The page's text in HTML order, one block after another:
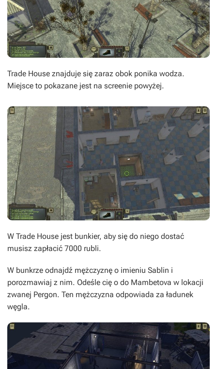
Trade House znajduje się zaraz obok ponika wodza.
Miejsce to pokazane jest na screenie powyżej.
W Trade House jest bunkier, aby się do niego dostać
musisz zapłacić 7000 rubli.
W bunkrze odnajdź mężczyznę o imieniu Sablin i
porozmawiaj z nim. Odeśle cię o do Mambetova w lokacji
zwanej Pergon. Ten mężczyzna odpowiada za ładunek
węgla.